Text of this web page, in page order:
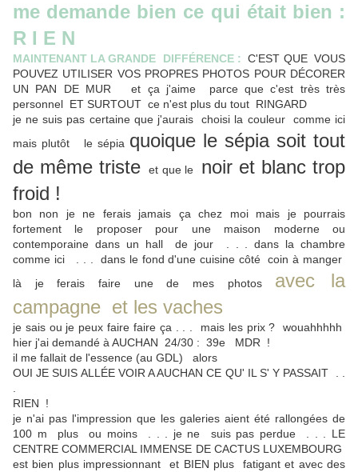
me demande bien ce qui était bien :
R I E N
MAINTENANT LA GRANDE DIFFÉRENCE : C'EST QUE VOUS
POUVEZ UTILISER VOS PROPRES PHOTOS POUR DÉCORER
UN PAN DE MUR et ça j'aime parce que c'est très très
personnel ET SURTOUT ce n'est plus du tout RINGARD
je ne suis pas certaine que j'aurais choisi la couleur comme ici
mais plutôt le sépia quoique le sépia soit tout
de même tristeet que le noir et blanc trop
froid !
bon non je ne ferais jamais ça chez moi mais je pourrais
fortement le proposer pour une maison moderne ou
contemporaine dans un hall de jour . . . dans la chambre
comme ici . . . dans le fond d'une cuisine côté coin à manger
là je ferais faire une de mes photos avec la
campagne et les vaches
je sais ou je peux faire faire ça . . . mais les prix ? wouahhhhh
hier j'ai demandé à AUCHAN 24/30 : 39e MDR !
il me fallait de l'essence (au GDL) alors
OUI JE SUIS ALLÉE VOIR A AUCHAN CE QU' IL S' Y PASSAIT . .
RIEN !
je n'ai pas l'impression que les galeries aient été rallongées de
100 m plus ou moins . . . je ne suis pas perdue . . . LE
CENTRE COMMERCIAL IMMENSE DE CACTUS LUXEMBOURG
est bien plus impressionnant et BIEN plus fatigant et avec des